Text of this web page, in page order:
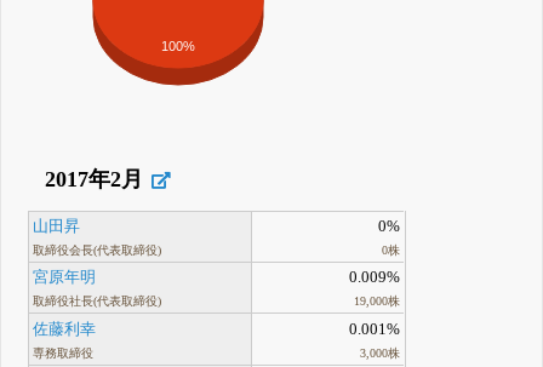
100%
2017年2月
山田昇
取締役会長(代表取締役)
0%
0株
宮原年明
取締役社長(代表取締役)
0.009%
19,000株
佐藤利幸
専務取締役
0.001%
3,000株